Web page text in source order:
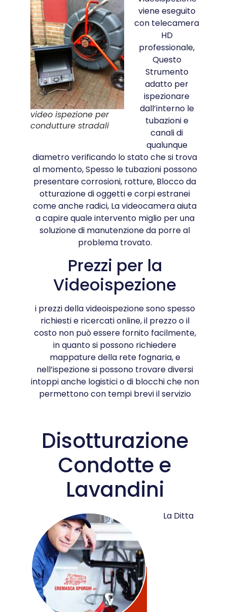
video ispezione per
condutture stradali
viene eseguito
con telecamera
HD
professionale,
Questo
Strumento
adatto per
ispezionare
dall’interno le
tubazioni e
canali di
qualunque
diametro verificando lo stato che si trova
al momento, Spesso le tubazioni possono
presentare corrosioni, rotture, Blocco da
otturazione di oggetti e corpi estranei
come anche radici, La videocamera aiuta
a capire quale intervento miglio per una
soluzione di manutenzione da porre al
problema trovato.
Prezzi per la
Videoispezione
i prezzi della videoispezione sono spesso
richiesti e ricercati online, il prezzo o il
costo non può essere fornito facilmente,
in quanto si possono richiedere
mappature della rete fognaria, e
nell’ispezione si possono trovare diversi
intoppi anche logistici o di blocchi che non
permettono con tempi brevi il servizio
Disotturazione
Condotte e
Lavandini
La Ditta